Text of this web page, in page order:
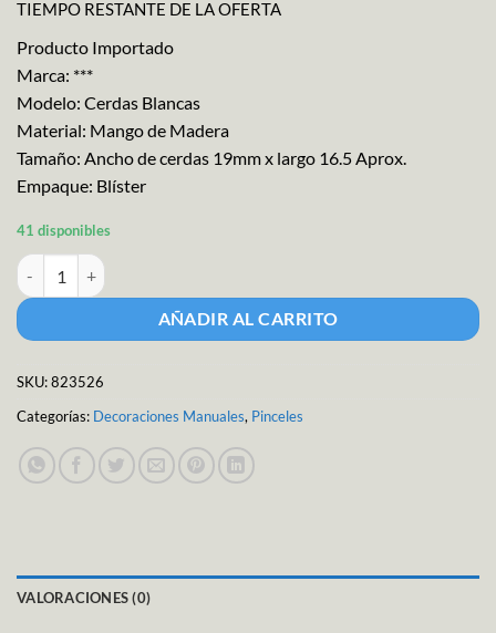
TIEMPO RESTANTE DE LA OFERTA
Producto Importado
Marca: ***
Modelo: Cerdas Blancas
Material: Mango de Madera
Tamaño: Ancho de cerdas 19mm x largo 16.5 Aprox.
Empaque: Blíster
41 disponibles
Jumbo Pincel 19mm (3/4") Blister cantidad
AÑADIR AL CARRITO
SKU:823526
Categorías: Decoraciones Manuales, Pinceles
VALORACIONES (0)